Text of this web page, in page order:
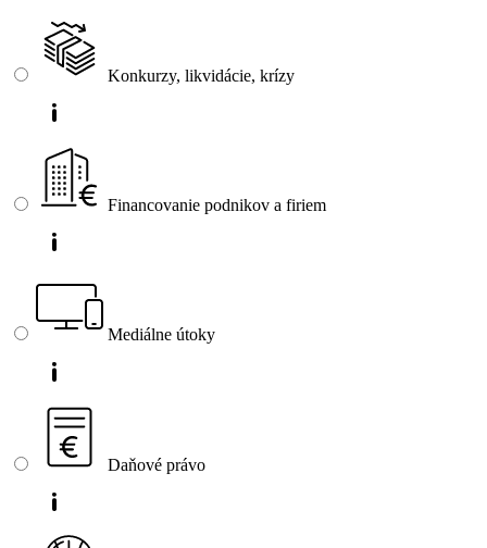
Konkurzy, likvidácie, krízy
Financovanie podnikov a firiem
Mediálne útoky
Daňové právo